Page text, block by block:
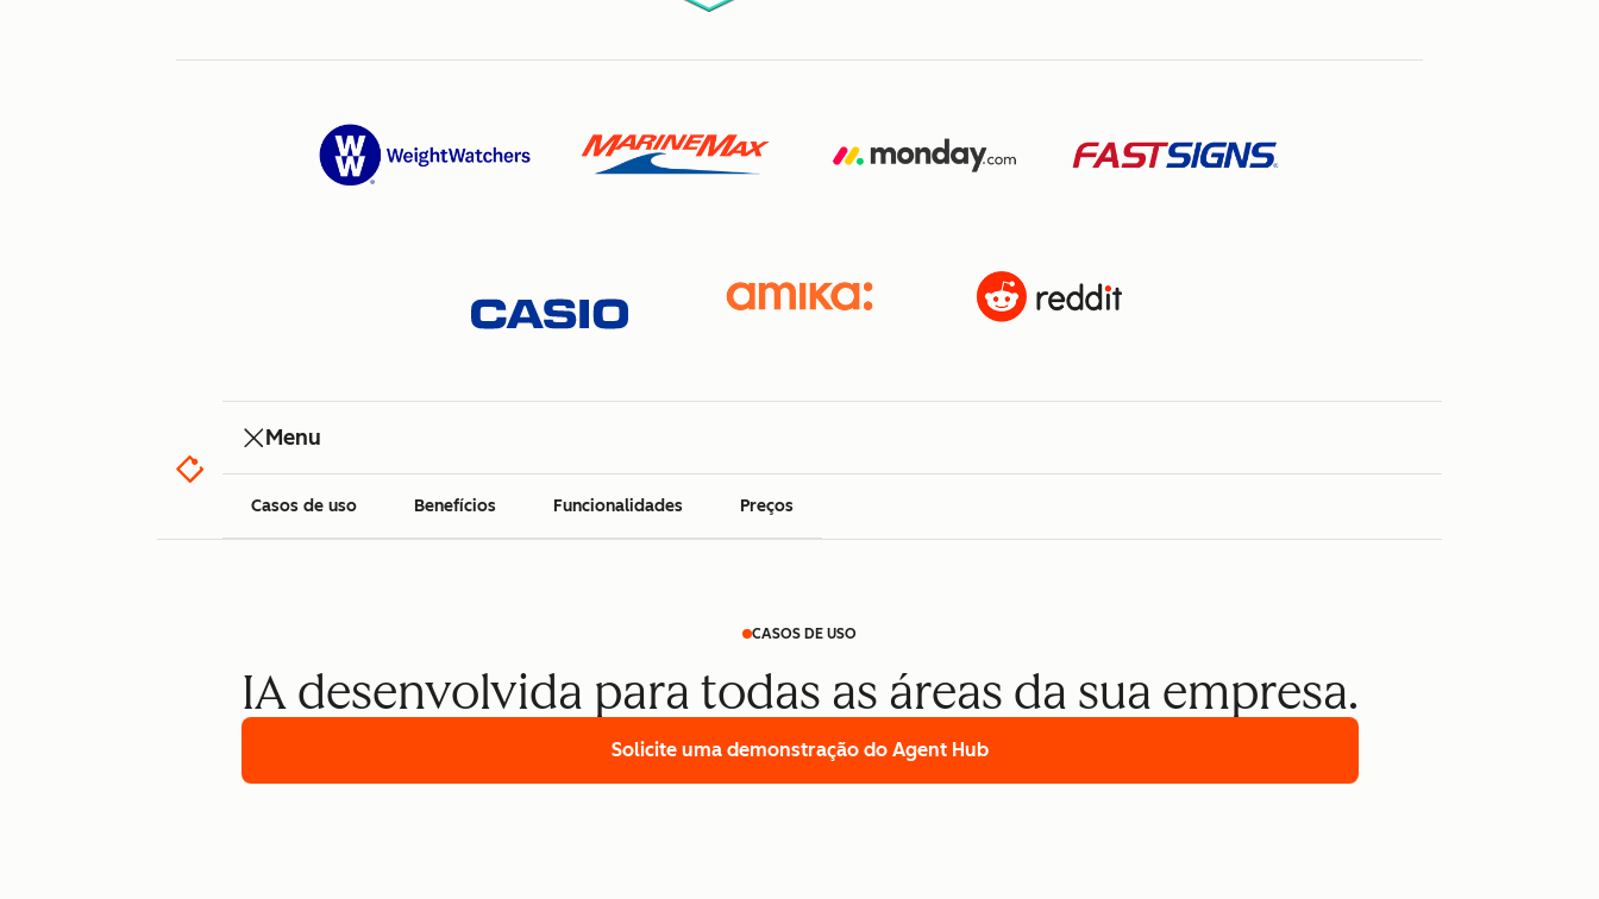
Menu
Casos de uso Benefícios Funcionalidades Preços
CASOS DE USO
IA desenvolvida para todas as áreas da sua empresa.
Solicite uma demonstração do Agent Hub